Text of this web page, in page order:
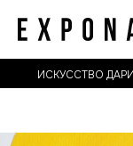
ИСКУССТВО